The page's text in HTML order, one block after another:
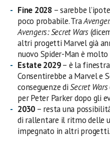
Fine 2028– sarebbe
poco probabile. Tra
Avengers: Secret Wars
altri progetti Marvel già
nuovo Spider-Man è
Estate 2029– è la finestra
Consentirebbe a Marvel e
conseguenze diSecret Wars
per Peter Parker dopo gli
2030 – resta una
di rallentare il ritmo delle
impegnato in altri progetti.